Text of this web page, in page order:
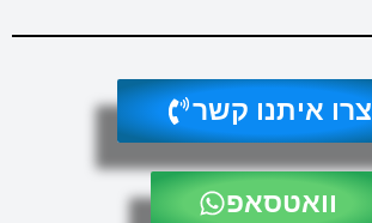
צרו איתנו קשר
וואטסאפ